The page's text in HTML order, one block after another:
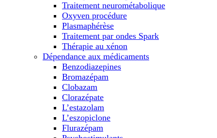
Traitement neurométabolique
Oxyven procédure
Plasmaphérèse
Traitement par ondes Spark
Thérapie au xénon
Dépendance aux médicaments
Benzodiazepines
Bromazépam
Clobazam
Clorazépate
L’estazolam
L’eszopiclone
Flurazépam